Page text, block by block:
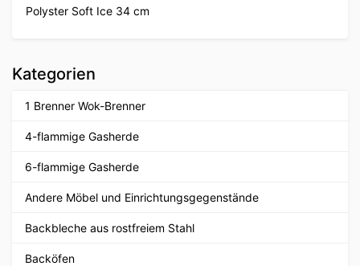
Polyster Soft Ice 34 cm
Kategorien
1 Brenner Wok-Brenner
4-flammige Gasherde
6-flammige Gasherde
Andere Möbel und Einrichtungsgegenstände
Backbleche aus rostfreiem Stahl
Backöfen